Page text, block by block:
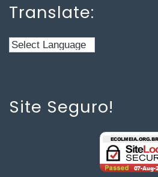
Translate:
Site Seguro!